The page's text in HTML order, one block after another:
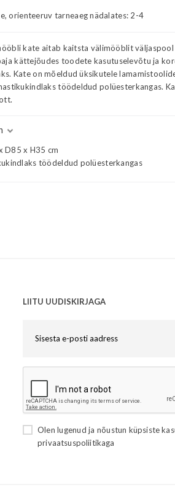
orienteeruv tarneaeg nädalates: 2-4
kate aitab kaitsta välimööblit väljaspool
kättejõudes toodete kasutuselevõtu ja
Kate on mõeldud üksikutele
töödeldud polüesterkangas.
D85 x H35 cm
töödeldud polüesterkangas
LIITU UUDISKIRJAGA
Olen lugenud ja nõustun küpsiste
privaatsuspoliitikaga